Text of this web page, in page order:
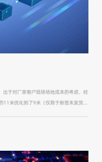
于对厂家客户现场场地成本的考虑，经
11米优化到了9米（仅限于新签未发货订